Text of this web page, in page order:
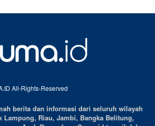
All-Rights-Reserved
berita dan informasi dari seluruh wilayah
Lampung, Riau, Jambi, Bangka Belitung,